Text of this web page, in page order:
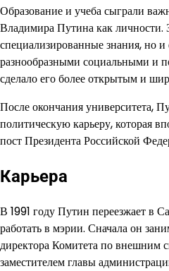
Образование и учеба сыграли
Владимира Путина как личности.
специализированные знания, но и
разнообразными социальными и
сделало его более открытым и
После окончания университета,
политическую карьеру, которая
пост Президента Российской
Карьера
В 1991 году Путин переезжает в
работать в мэрии. Сначала он
директора Комитета по внешним
заместителем главы